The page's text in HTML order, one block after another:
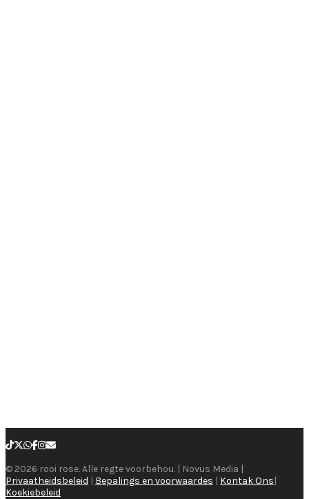
© 2026 rooi rose. Alle regte voorbehou. | Novus Media |
Privaatheidsbeleid | Bepalings en voorwaardes | Kontak Ons|
Koekiebeleid